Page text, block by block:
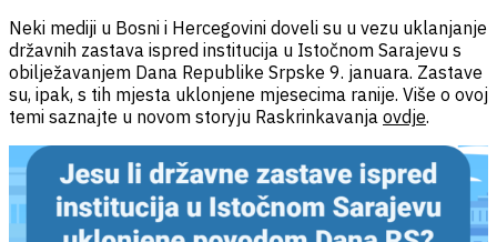
Neki mediji u Bosni i Hercegovini doveli su u vezu uklanjanje
državnih zastava ispred institucija u Istočnom Sarajevu s
obilježavanjem Dana Republike Srpske 9. januara. Zastave
su, ipak, s tih mjesta uklonjene mjesecima ranije. Više o ovoj
temi saznajte u novom storyju Raskrinkavanja ovdje.